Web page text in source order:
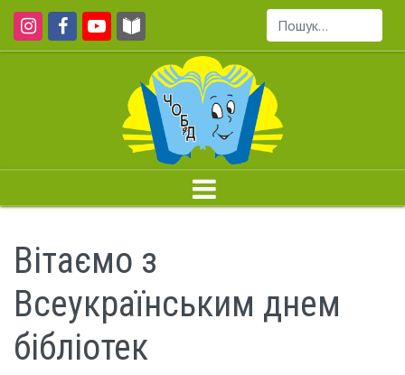
Пошук...
Вітаємо з
Всеукраїнським днем
бібліотек